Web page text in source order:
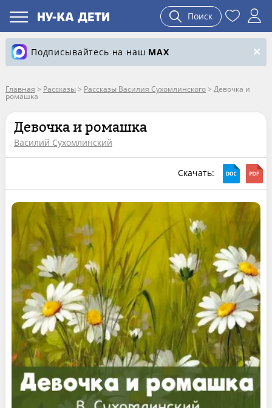
Поиск
Подписывайтесь на наш MAX
Главная > Рассказы > Рассказы Василия Сухомлинского> Девочка и
ромашка
Девочка и ромашка
Василий Сухомлинский
Скачать: